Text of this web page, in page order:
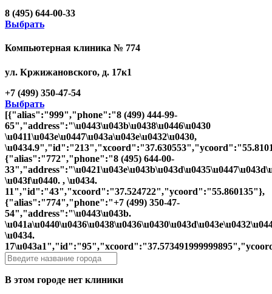
8 (495) 644-00-33
Выбрать
Компьютерная клиника № 774
ул. Кржижановского, д. 17к1
+7 (499) 350-47-54
Выбрать
[{"alias":"999","phone":"8 (499) 444-99-
65","address":"\u0443\u043b\u0438\u0446\u0430
\u0411\u043e\u0447\u043a\u043e\u0432\u0430,
{"alias":"772","phone":"8 (495) 644-00-
\u043f\u0440. , \u0434.
11","id":"43","xcoord":"37.524722","ycoord":"55.860135"},
{"alias":"774","phone":"+7 (499) 350-47-
54","address":"\u0443\u043b.
\u0434.
В этом городе нет клиники